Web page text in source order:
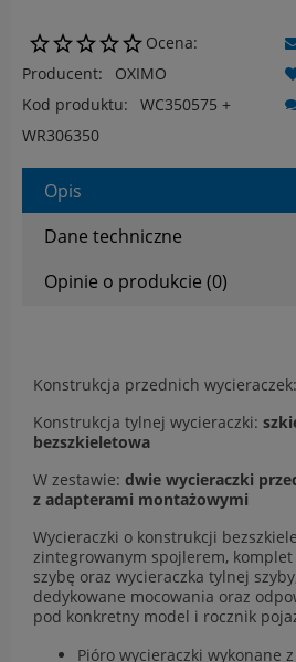
Ocena:
Producent:
OXIMO
Kod produktu:
WC350575 +
WR306350
Opis
Dane techniczne
Opinie o produkcie (0)
Konstrukcja przednich wycieraczek:
Konstrukcja tylnej wycieraczki:
bezszkieletowa
W zestawie: dwie wycieraczki
z adapterami montażowymi
Wycieraczki o konstrukcji
zintegrowanym spojlerem,
szybę oraz wycieraczka tylnej
dedykowane mocowania oraz
pod konkretny model i rocznik
Pióro wycieraczki wykonane z